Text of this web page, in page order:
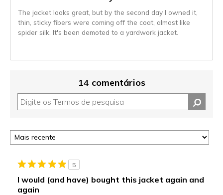
The jacket looks great, but by the second day I owned it,
thin, sticky fibers were coming off the coat, almost like
spider silk. It's been demoted to a yardwork jacket.
14 comentários
5
I would (and have) bought this jacket again and
again